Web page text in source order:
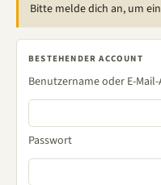
Bitte melde dich an, um
BESTEHENDER ACCOUNT
Benutzername oder E-
Passwort